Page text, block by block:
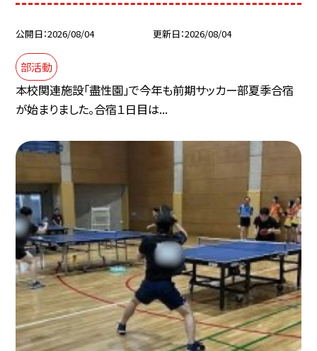
公開日 2026/08/04 更新日 2026/08/04
部活動
本校関連施設「盡性園」で今年も前期サッカー部夏季合宿
が始まりました。合宿１日目は...